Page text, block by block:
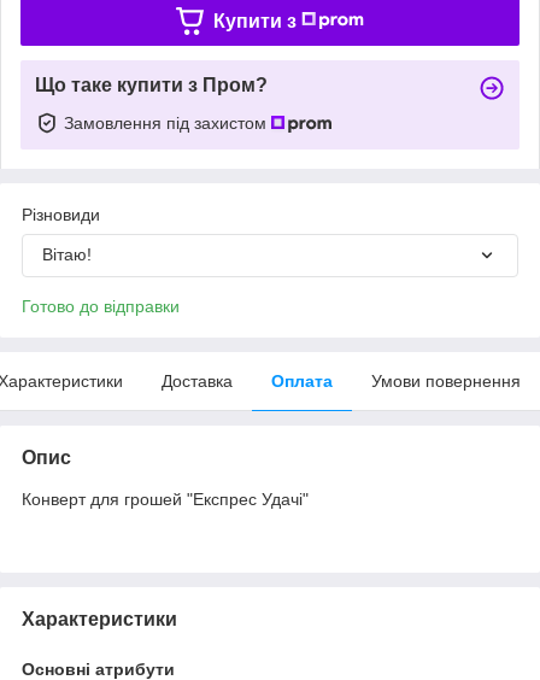
Купити з
Що таке купити з Пром?
Замовлення під захистом
Різновиди
Вітаю!
Готово до відправки
Доставка Оплата Умови повернення
Опис
Конверт для грошей "Експрес Удачі"
Характеристики
Основні атрибути